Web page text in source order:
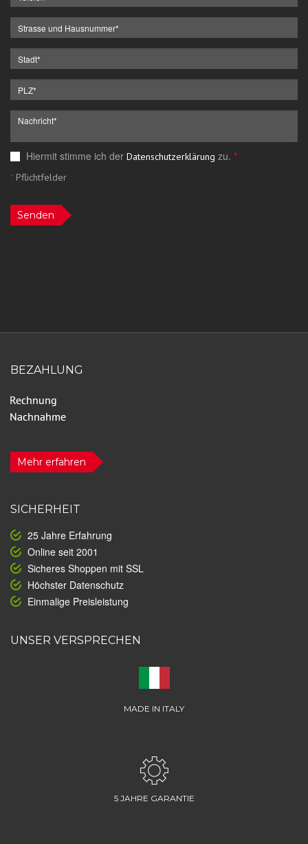
Hiermit stimme ich der Datenschutzerklärung zu. *
*Pflichtfelder
Senden
BEZAHLUNG
Mehr erfahren
SICHERHEIT
25 Jahre Erfahrung
Online seit 2001
Sicheres Shoppen mit SSL
Höchster Datenschutz
Einmalige Preisleistung
UNSER VERSPRECHEN
MADE IN ITALY
5 JAHRE GARANTIE